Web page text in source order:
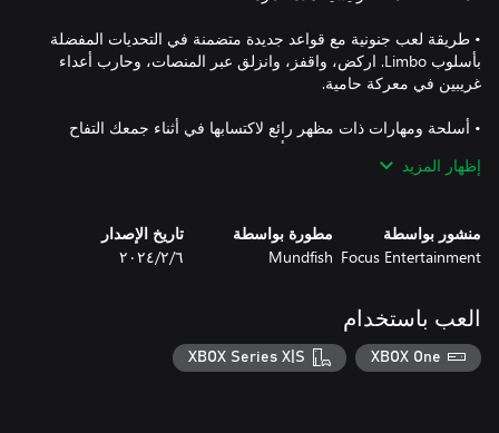
• طريقة لعب جنونية مع قواعد جديدة متضمنة في التحديات المفضلة
بأسلوب Limbo. اركض، واقفز، وانزلق عبر المنصات، وحارب أعداء
• أسلحة ومهارات ذات مظهر رائع لاكتسابها في أثناء جمعك التفاح
إظهار المزيد
منشور بواسطة
Focus Entertainment
مطورة بواسطة
Mundfish
تاريخ الإصدار
٦‏/٢‏/٢٠٢٤
العب باستخدام
XBOX One
XBOX Series X|S